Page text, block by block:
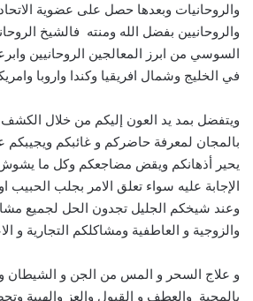
والروحانيات وبعدها حصل على عضوية
والروحانيين بفضل الله ومنته فالشيخ
السوسي من ابرز المعالجين الروحانيين
في الخليج وشمال افريقيا وكندا واروبا
ويتفضل بمد يد العون إليكم من خلال
بالمجان لمعرفة حاضركم و غائبكم
يحير أذهانكم ويقض مضاجعكم وكل ما
الإجابة عليه سواء تعلق الامر بجلب
وعند شيخكم الجليل تجدون الحل لجميع
والزوجية و العاطفية ومشاكلكم التجارية و
و علاج السحر و المس من الجن و الشيطان
بالمحبة والعطف و القبول والعز والهيبة